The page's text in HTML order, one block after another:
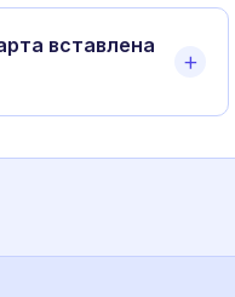
вставлена